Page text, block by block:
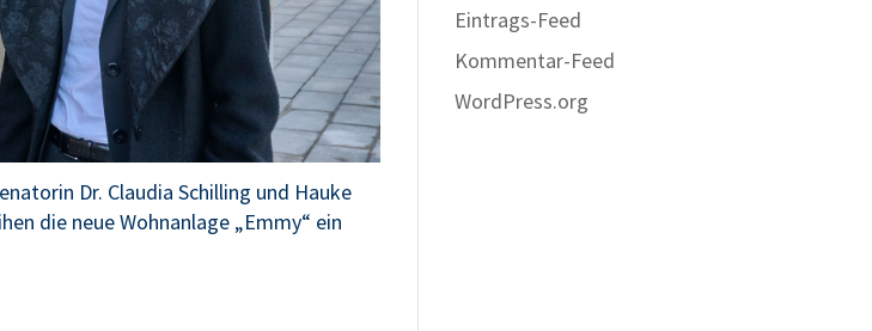
Dr. Claudia Schilling und Hauke
die neue Wohnanlage „Emmy“ ein
Eintrags-Feed
Kommentar-Feed
WordPress.org